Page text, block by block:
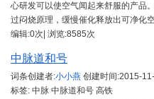
心研发可以使空气闻起来舒服的产品
过闷烧原理，缓慢催化释放出可净化
编辑:0次| 浏览:8585次
中脉道和号
词条创建者:小小燕 创建时间:2015-
标签: 中脉 中脉道和号 高铁